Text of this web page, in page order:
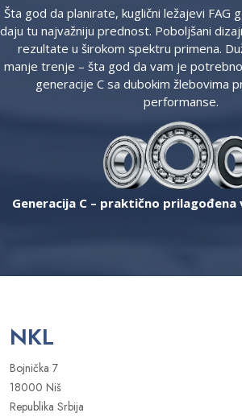
Šta god da planirate, kuglični ležajevi FAG
daju tu najvažniju prednost. Poboljšani
rezultate u širokom spektru primena.
manje trenje – šta god da vam je
generacije C sa dubokim žlebovima
performanse.
Generacija C – praktično
NKL
Bojnička 7
18000 Niš
Republika Srbija